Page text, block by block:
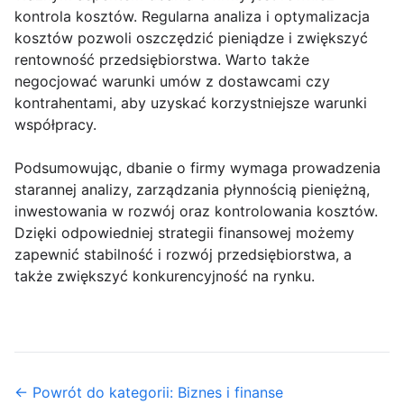
kontrola kosztów. Regularna analiza i optymalizacja
kosztów pozwoli oszczędzić pieniądze i zwiększyć
rentowność przedsiębiorstwa. Warto także
negocjować warunki umów z dostawcami czy
kontrahentami, aby uzyskać korzystniejsze warunki
współpracy.
Podsumowując, dbanie o firmy wymaga prowadzenia
starannej analizy, zarządzania płynnością pieniężną,
inwestowania w rozwój oraz kontrolowania kosztów.
Dzięki odpowiedniej strategii finansowej możemy
zapewnić stabilność i rozwój przedsiębiorstwa, a
także zwiększyć konkurencyjność na rynku.
← Powrót do kategorii: Biznes i finanse